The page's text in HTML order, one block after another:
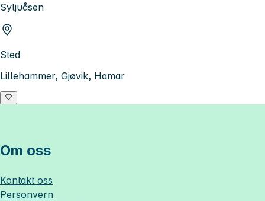
Syljuåsen
Sted
Lillehammer, Gjøvik, Hamar
Om oss
Kontakt oss
Personvern